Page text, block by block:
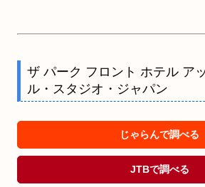
ザ パーク フロント ホテル ア
ル・スタジオ・ジャパン
じゃらんで調べる
JTBで調べる